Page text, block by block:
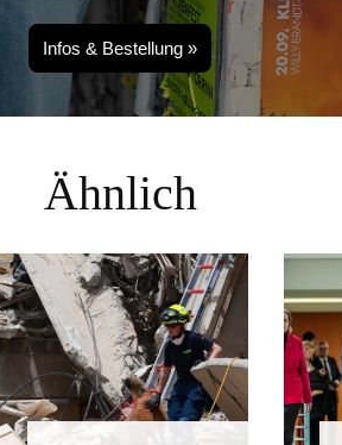
Infos & Bestellung »
Ähnlich